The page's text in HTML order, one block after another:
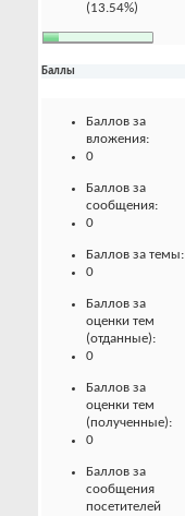
(13.54%)
Баллы
Баллов за
вложения:
0
Баллов за
сообщения:
0
Баллов за темы:
0
Баллов за
оценки тем
(отданные):
0
Баллов за
оценки тем
(полученные):
0
Баллов за
сообщения
посетителей